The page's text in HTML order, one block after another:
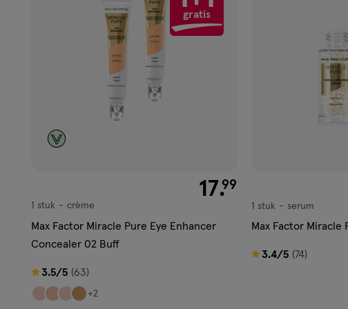
gratis
€ 17.99
17.99
crème
1 stuk crème
Max Factor Miracle Pure Eye Enhancer
Concealer 02 Buff
3.5/5 (63)
3.5
van
+2
serum
1 stuk serum
Max Factor Miracle
3.4/5 (74)
3.4